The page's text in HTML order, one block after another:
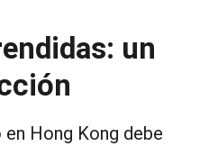
un
Hong Kong debe